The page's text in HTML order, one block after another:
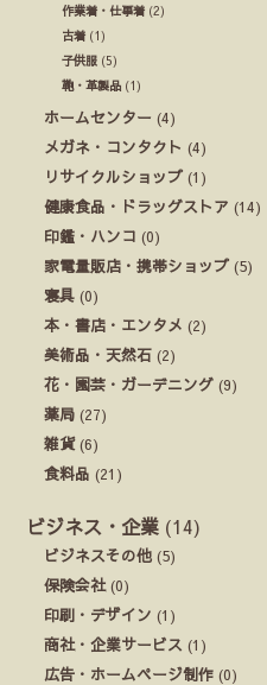
作業着・仕事着 (2)
古着 (1)
子供服 (5)
鞄・革製品 (1)
ホームセンター (4)
メガネ・コンタクト (4)
リサイクルショップ (1)
健康食品・ドラッグストア (14)
印鑑・ハンコ (0)
家電量販店・携帯ショップ (5)
寝具 (0)
本・書店・エンタメ (2)
美術品・天然石 (2)
花・園芸・ガーデニング (9)
薬局 (27)
雑貨(6)
食料品 (21)
ビジネス・企業 (14)
ビジネスその他 (5)
保険会社(0)
印刷・デザイン (1)
商社・企業サービス (1)
広告・ホームページ制作 (0)